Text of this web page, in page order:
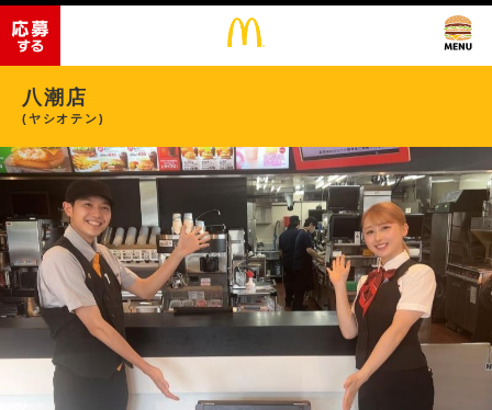
八潮店
(ヤシオテン)